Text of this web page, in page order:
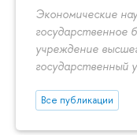
Экономические
государственное
учреждение
государственный
Все публикации